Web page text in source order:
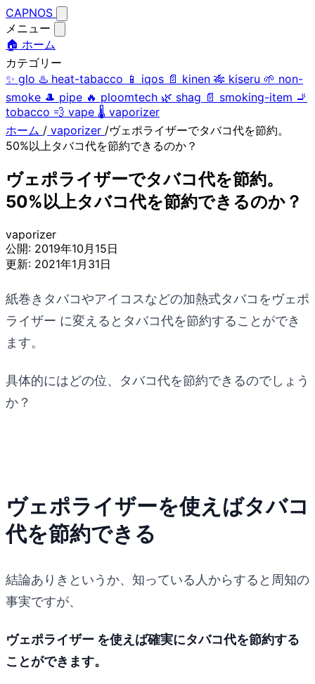
CAPNOS
メニュー
🏠 ホーム
カテゴリー
✨ glo ♨️ heat-tabacco 📱 iqos 📄 kinen 🎋 kiseru 🌱 non-
smoke 🎩 pipe 🔥 ploomtech 🌿 shag 📄 smoking-item 🚬
tobacco 💨 vape 🌡️ vaporizer
ホーム / vaporizer /ヴェポライザーでタバコ代を節約。
50%以上タバコ代を節約できるのか？
ヴェポライザーでタバコ代を節約。
50%以上タバコ代を節約できるのか？
vaporizer
公開: 2019年10月15日
更新: 2021年1月31日
紙巻きタバコやアイコスなどの加熱式タバコをヴェポ
ライザー に変えるとタバコ代を節約することができ
ます。
具体的にはどの位、タバコ代を節約できるのでしょう
か？
ヴェポライザーを使えばタバコ
代を節約できる
結論ありきというか、知っている人からすると周知の
事実ですが、
ヴェポライザー を使えば確実にタバコ代を節約する
ことができます。